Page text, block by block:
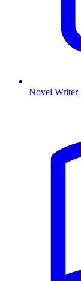
Novel Writer